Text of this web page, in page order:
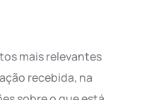
mais relevantes
recebida, na